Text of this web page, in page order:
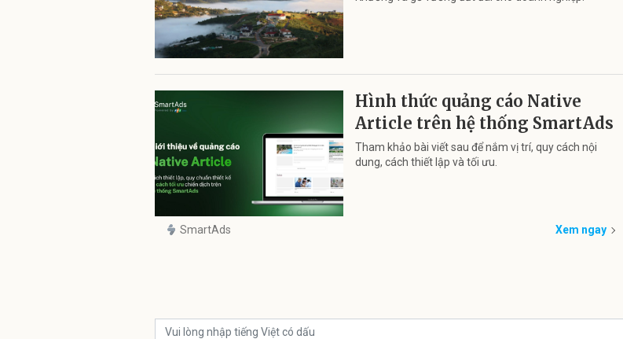
Hình thức quảng cáo Native
Article trên hệ thống SmartAds
Tham khảo bài viết sau để nắm vị trí, quy cách nội
dung, cách thiết lập và tối ưu.
SmartAds Xem ngay